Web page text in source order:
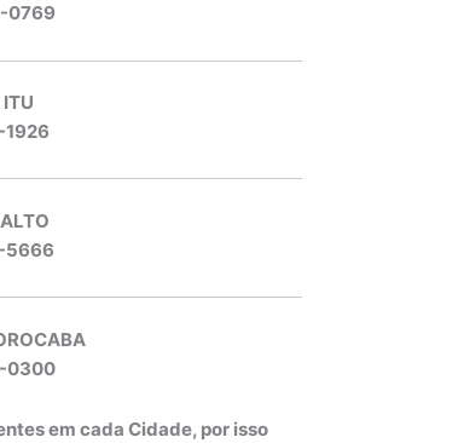
0769
ITU
1926
5666
0300
em cada Cidade, por isso